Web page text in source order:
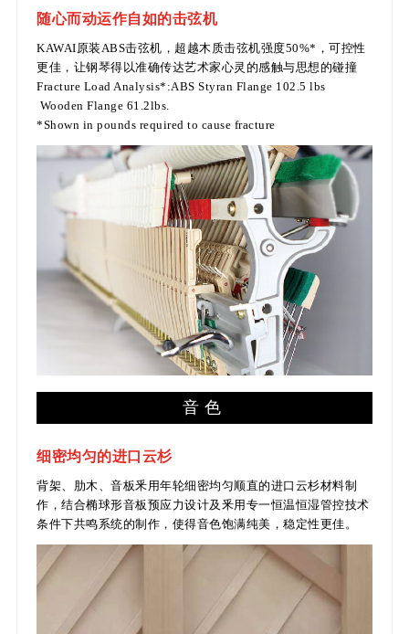
随心而动运作自如的击弦机
KAWAI原装ABS击弦机，超越木质击弦机强度50%*，可控性
更佳，让钢琴得以准确传达艺术家心灵的感触与思想的碰撞
Fracture Load Analysis*:ABS Styran Flange 102.5 lbs
Wooden Flange 61.2lbs.
*Shown in pounds required to cause fracture
音色
细密均匀的进口云杉
背架、肋木、音板釆用年轮细密均匀顺直的进口云杉材料制
作，结合椭球形音板预应力设计及釆用专一恒温恒湿管控技术
条件下共鸣系统的制作，使得音色饱满纯美，稳定性更佳。